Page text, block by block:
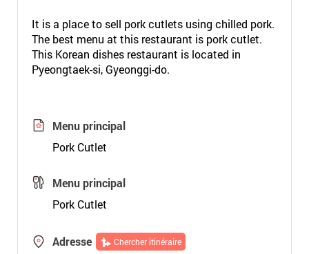
It is a place to sell pork cutlets using chilled pork.
The best menu at this restaurant is pork cutlet.
This Korean dishes restaurant is located in
Pyeongtaek-si, Gyeonggi-do.
Menu principal
Pork Cutlet
Menu principal
Pork Cutlet
Adresse Chercher itinéraire